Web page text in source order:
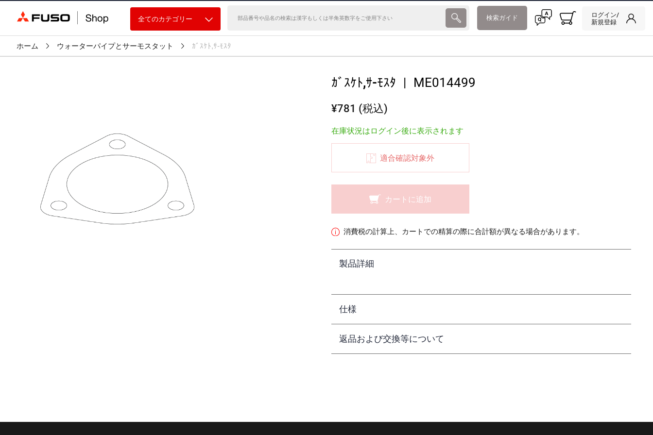
全てのカテゴリー 検索ガイド
ログイン/
新規登録
ホーム ウォーターパイプとサーモスタット ｶﾞｽｹﾄ,ｻ-ﾓｽﾀ
ｶﾞｽｹﾄ,ｻ-ﾓｽﾀ | ME014499
¥781 (税込)
在庫状況はログイン後に表示されます
適合確認対象外
カートに追加
消費税の計算上、カートでの精算の際に合計額が異なる場合があります。
製品詳細
仕様
返品および交換等について